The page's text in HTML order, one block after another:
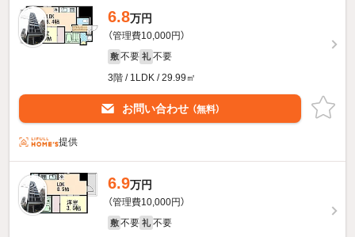
6.8万円
（管理費10,000円）
敷 不要 礼 不要
3階 / 1LDK / 29.99㎡
お問い合わせ （無料）
提供
6.9万円
（管理費10,000円）
敷 不要 礼 不要